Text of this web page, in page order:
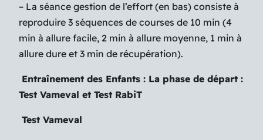
– La séance gestion de l’effort (en bas) consiste à
reproduire 3 séquences de courses de 10 min (4
min à allure facile, 2 min à allure moyenne, 1 min à
allure dure et 3 min de récupération).
Entraînement des Enfants : La phase de départ :
Test Vameval et Test RabiT
Test Vameval